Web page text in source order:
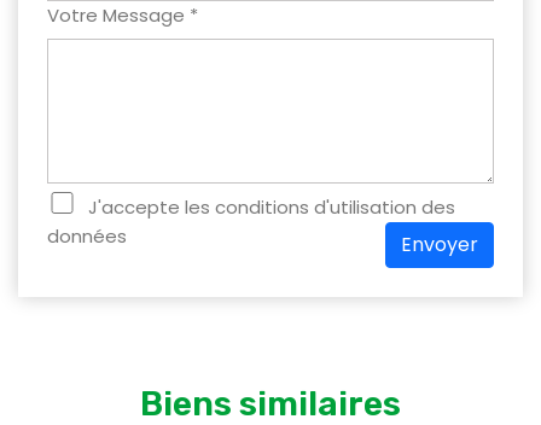
Votre Message *
J'accepte les conditions d'utilisation des
données
Envoyer
Biens similaires